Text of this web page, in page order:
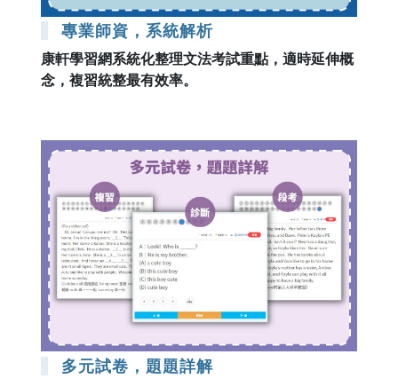
專業師資，系統解析
康軒學習網系統化整理文法考試重點，適時延伸概
念，複習統整最有效率。
多元試卷，題題詳解